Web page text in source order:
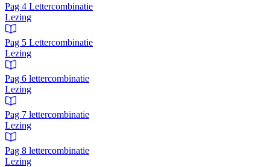
Pag 4 Lettercombinatie
Lezing
Pag 5 Lettercombinatie
Lezing
Pag 6 lettercombinatie
Lezing
Pag 7 lettercombinatie
Lezing
Pag 8 lettercombinatie
Lezing